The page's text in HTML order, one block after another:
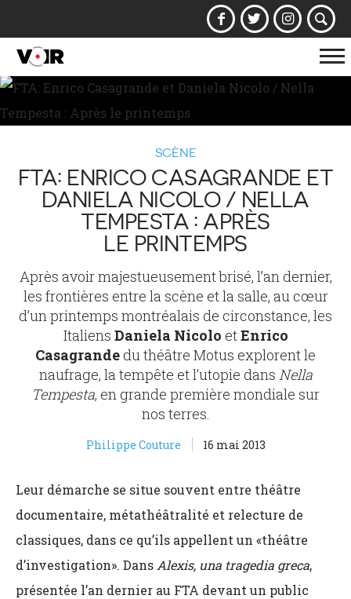
la
SCÈNE
FTA: ENRICO CASAGRANDE ET
DANIELA NICOLO / NELLA
TEMPESTA : APRÈS
LE PRINTEMPS
Après avoir majestueusement brisé, l’an dernier,
les frontières entre la scène et la salle, au cœur
d’un printemps montréalais de circonstance, les
Italiens Daniela Nicolo etEnrico
Casagrande du théâtre Motus explorent le
naufrage, la tempête et l’utopie dans Nella
Tempesta, en grande première mondiale sur
nos terres.
Philippe Couture 16 mai 2013
Leur démarche se situe souvent entre théâtre
documentaire, métathéâtralité et relecture de
classiques, dans ce qu’ils appellent un «théâtre
d’investigation». Dans Alexis, una tragedia greca,
présentée l’an dernier au FTA devant un public